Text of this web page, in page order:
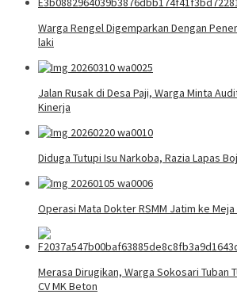
Warga Rengel Digemparkan Dengan
laki
Jalan Rusak di Desa Paji, Warga Minta
Kinerja
Diduga Tutupi Isu Narkoba, Razia Lapas
Operasi Mata Dokter RSMM Jatim ke Meja
Merasa Dirugikan, Warga Sokosari Tuban
CV MK Beton